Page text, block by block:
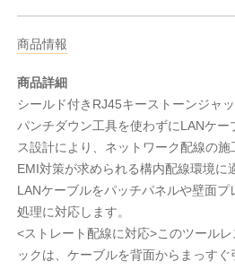
商品情報
商品詳細
シールド付きRJ45キーストーンジャッ
パンチダウン工具を使わずにLANケー
ス設計により、ネットワーク配線の施
EMI対策が求められる構内配線環境に
LANケーブルをパッチパネルや壁面
処理に対応します。
<ストレート配線に対応>このツール
ックは、ケーブルを背面からまっす